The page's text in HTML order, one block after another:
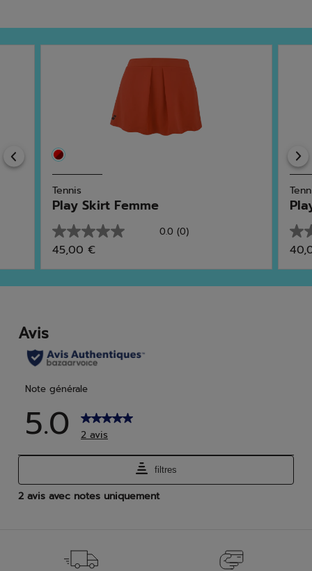
Previous
Tennis
Play Skirt Femme
0.0 (0)
0.0
sur
5
étoiles.
45,00 €
0.0
sur
5